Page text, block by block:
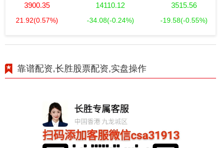
3900.35
21.92(0.57%)
14110.12
-34.08(-0.24%)
3515.56
-19.58(-0.55%)
靠谱配资,长胜股票配资,实盘操作